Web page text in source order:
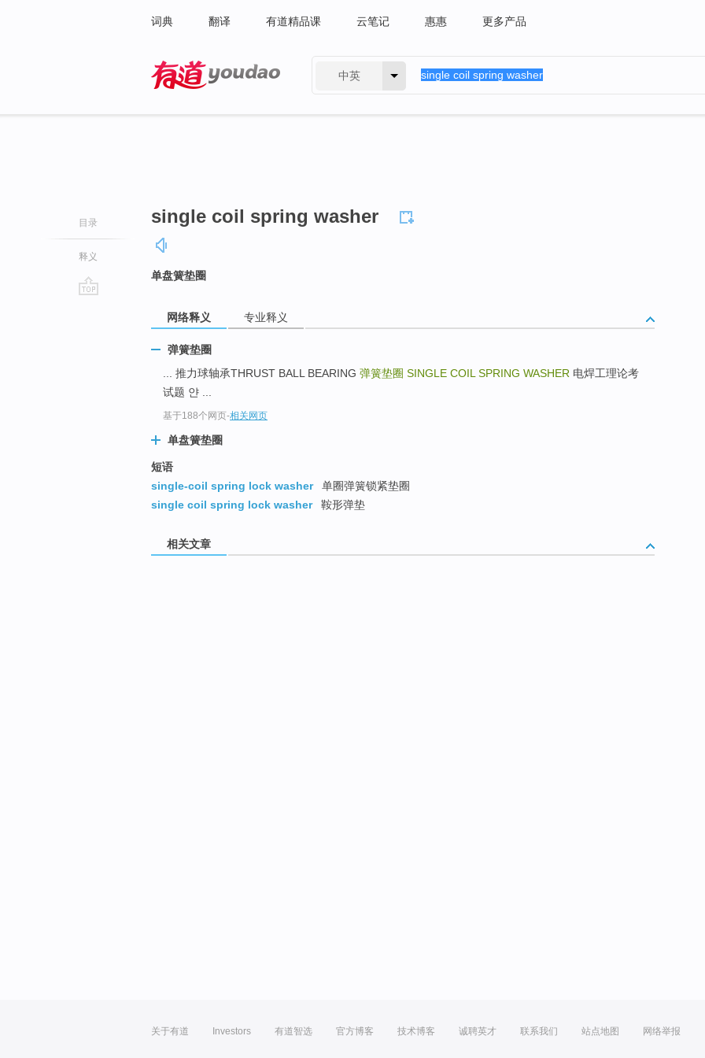
词典 翻译 有道精品课 云笔记 惠惠 更多产品
中英
目录
释义
single coil spring washer
单盘簧垫圈
网络释义 专业释义
弹簧垫圈
... 推力球轴承THRUST BALL BEARING 弹簧垫圈 SINGLE COIL SPRING WASHER 电焊工理论考
试题 얀 ...
基于188个网页-相关网页
单盘簧垫圈
短语
single-coil spring lock washer
单圈弹簧锁紧垫圈
single coil spring lock washer
鞍形弹垫
相关文章
关于有道 Investors 有道智选 官方博客 技术博客 诚聘英才 联系我们 站点地图 网络举报